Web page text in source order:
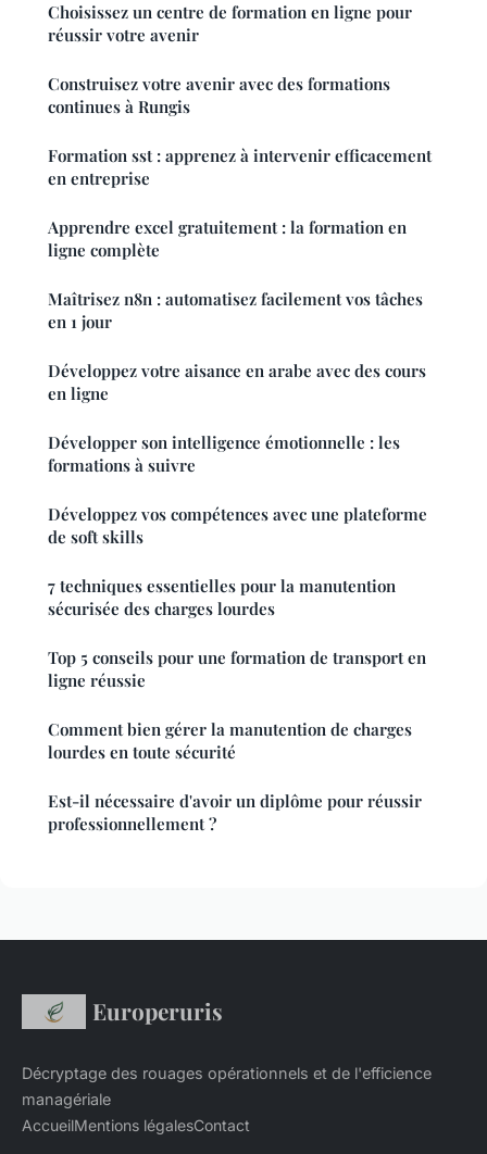
Choisissez un centre de formation en ligne pour
réussir votre avenir
Construisez votre avenir avec des formations
continues à Rungis
Formation sst : apprenez à intervenir efficacement
en entreprise
Apprendre excel gratuitement : la formation en
ligne complète
Maîtrisez n8n : automatisez facilement vos tâches
en 1 jour
Développez votre aisance en arabe avec des cours
en ligne
Développer son intelligence émotionnelle : les
formations à suivre
Développez vos compétences avec une plateforme
de soft skills
7 techniques essentielles pour la manutention
sécurisée des charges lourdes
Top 5 conseils pour une formation de transport en
ligne réussie
Comment bien gérer la manutention de charges
lourdes en toute sécurité
Est-il nécessaire d'avoir un diplôme pour réussir
professionnellement ?
Europeruris
Décryptage des rouages opérationnels et de l'efficience
managériale
AccueilMentions légalesContact